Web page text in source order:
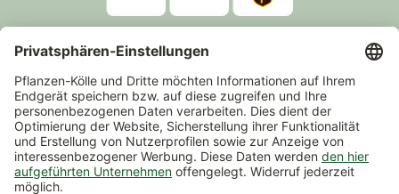
*Alle Preise inkl. gesetzlicher Mehrwertsteuer zzgl.Versand
Mindestbestellwert 14,90 €, ausgenommen sind Gutscheine und
Events.